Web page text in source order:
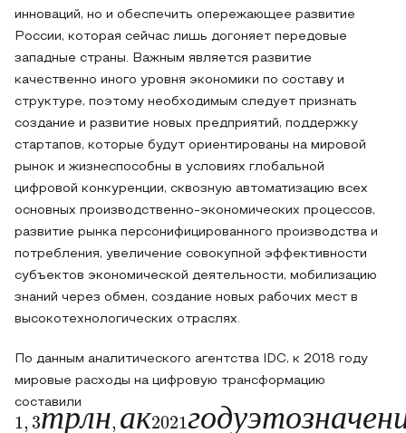
инноваций, но и обеспечить опережающее развитие
России, которая сейчас лишь догоняет передовые
западные страны. Важным является развитие
качественно иного уровня экономики по составу и
структуре, поэтому необходимым следует признать
создание и развитие новых предприятий, поддержку
стартапов, которые будут ориентированы на мировой
рынок и жизнеспособны в условиях глобальной
цифровой конкуренции, сквозную автоматизацию всех
основных производственно-экономических процессов,
развитие рынка персонифицированного производства и
потребления, увеличение совокупной эффективности
субъектов экономической деятельности, мобилизацию
знаний через обмен, создание новых рабочих мест в
высокотехнологических отраслях.
По данным аналитического агентства IDC, к 2018 году
мировые расходы на цифровую трансформацию
составили
т рл н а к г о д у э т оз н а ч е н
1 3трлн,ак2021год уэтозначениеприблиз